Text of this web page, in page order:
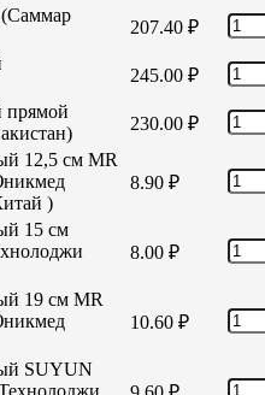
207.40 ₽
245.00 ₽
прямой
230.00 ₽
12,5 см MR
)
8.90 ₽
15 см
8.00 ₽
19 см MR
10.60 ₽
SUYUN